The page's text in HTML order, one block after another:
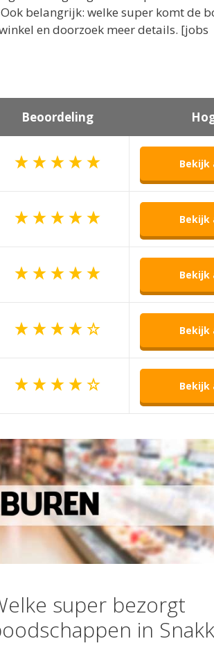
belangrijk: welke super komt de
en doorzoek meer details. [jobs
Beoordeling
Bekijk
Bekijk
Bekijk
Bekijk
Bekijk
super bezorgt
in